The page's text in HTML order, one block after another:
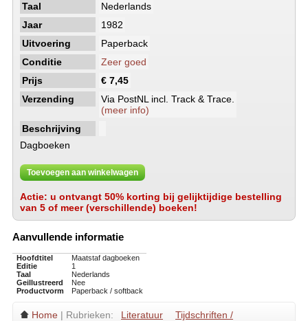
Taal
Nederlands
Jaar
1982
Uitvoering
Paperback
Conditie
Zeer goed
Prijs
€ 7,45
Verzending
Via PostNL incl. Track & Trace.
(meer info)
Beschrijving
Dagboeken
Toevoegen aan winkelwagen
Actie: u ontvangt 50% korting bij gelijktijdige bestelling
van 5 of meer (verschillende) boeken!
Aanvullende informatie
Hoofdtitel
Maatstaf dagboeken
Editie
1
Taal
Nederlands
Geillustreerd
Nee
Productvorm
Paperback / softback
Home | Rubrieken: Literatuur
Tijdschriften /